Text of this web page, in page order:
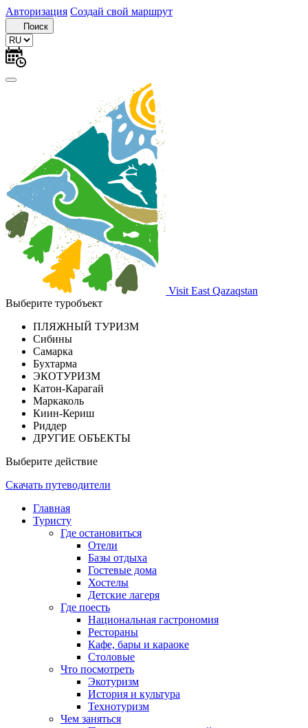
Авторизация Создай свой маршрут
Поиск
Visit East Qazaqstan
Выберите туробъект
ПЛЯЖНЫЙ ТУРИЗМ
Сибины
Самарка
Бухтарма
ЭКОТУРИЗМ
Катон-Карагай
Маркаколь
Киин-Кериш
Риддер
ДРУГИЕ ОБЪЕКТЫ
Выберите действие
Скачать путеводители
Главная
Туристу
Где остановиться
Отели
Базы отдыха
Гостевые дома
Хостелы
Детские лагеря
Где поесть
Национальная гастрономия
Рестораны
Кафе, бары и караоке
Столовые
Что посмотреть
Экотуризм
История и культура
Технотуризм
Чем заняться